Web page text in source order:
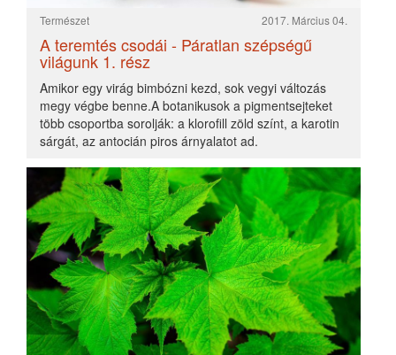
A növények terjedése
2017. Február 11.